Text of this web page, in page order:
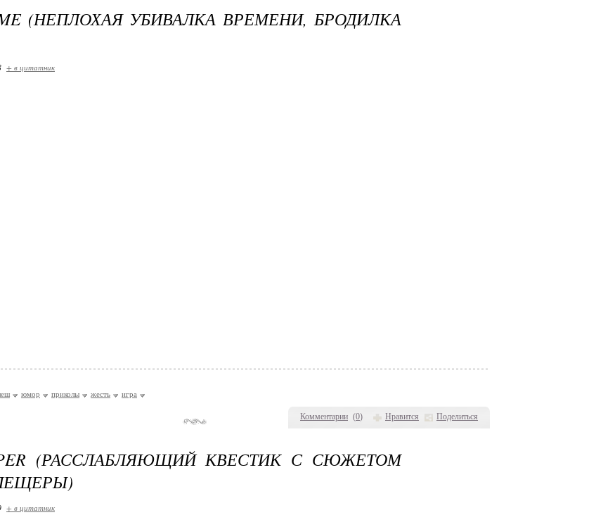
Комментарии (0) Нравится Поделиться
(НЕПЛОХАЯ УБИВАЛКА ВРЕМЕНИ, БРОДИЛКА
+ в цитатник
юмор приколы жесть игра
(РАССЛАБЛЯЮЩИЙ КВЕСТИК С СЮЖЕТОМ
+ в цитатник